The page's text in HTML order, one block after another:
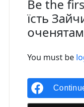
Be the
їсть
You must be